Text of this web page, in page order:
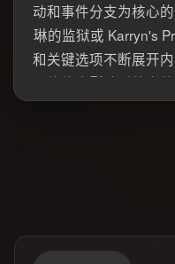
动和事件分支为核心
琳的监狱或 Karryn's
和关键选项不断展开
往往会影响后续事
话或章节条件后才会
档、分路线推进